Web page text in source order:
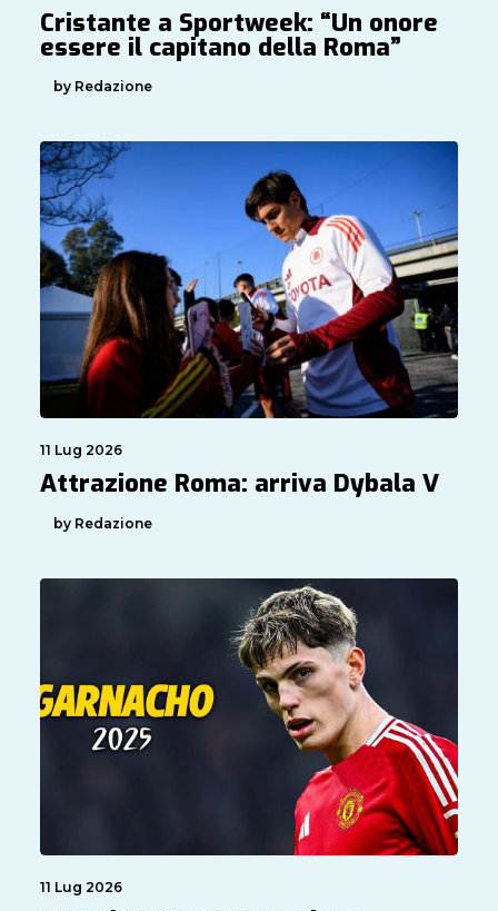
Cristante a Sportweek: “Un onore
essere il capitano della Roma”
by Redazione
11 Lug 2026
Attrazione Roma: arriva Dybala V
by Redazione
11 Lug 2026